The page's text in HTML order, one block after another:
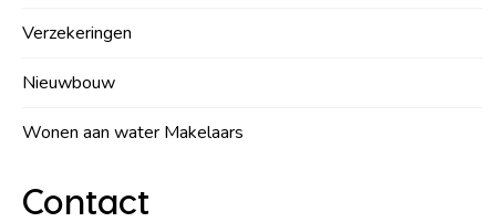
Verzekeringen
Nieuwbouw
Wonen aan water Makelaars
Contact